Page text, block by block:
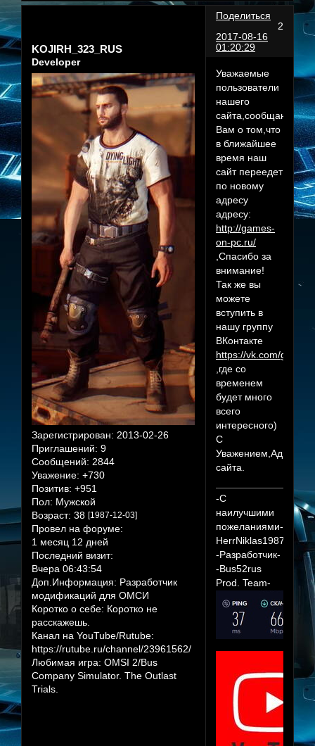
Поделиться
2
2017-08-16
01:20:29
KOJIRH_323_RUS
Developer
Зарегистрирован: 2013-02-26
Приглашений: 9
Сообщений: 2844
Уважение: +730
Позитив: +951
Пол: Мужской
Возраст: 38 [1987-12-03]
Провел на форуме:
1 месяц 12 дней
Последний визит:
Вчера 06:43:54
Доп.Информация: Разработчик
модификаций для ОМСИ
Коротко о себе: Коротко не
расскажешь.
Канал на YouTube/Rutube:
https://rutube.ru/channel/23961562/
Любимая игра: OMSI 2/Bus
Company Simulator. The Outlast
Trials.
Уважаемые
пользователи
нашего
сайта,сообщаю
Вам о том,что
в ближайшее
время наш
сайт переедет
по новому
адресу
адресу:
http://games-
on-pc.ru/
,Спасибо за
внимание!
Так же вы
можете
вступить в
нашу группу
ВКонтакте
https://vk.com/
,где со
временем
будет много
всего
интересного)
С
сайта.
-С
наилучшими
пожеланиями-
HerrNiklas1987
-Разработчик-
-Bus52rus
Prod. Team-